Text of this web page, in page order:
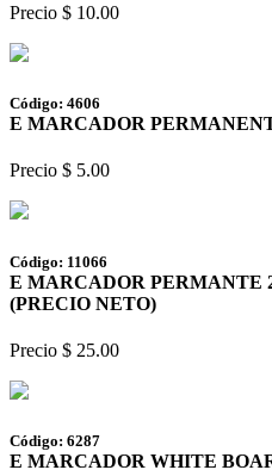
Precio $ 10.00
Código: 4606
E MARCADOR
Precio $ 5.00
Código: 11066
E MARCADOR PERMANTE
(PRECIO NETO)
Precio $ 25.00
Código: 6287
E MARCADOR WHITE